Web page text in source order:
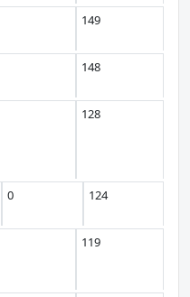
149
148
128
0 124
119